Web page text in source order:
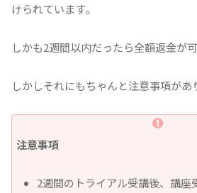
けられています。
しかも2週間以内だったら全額返金が可
しかしそれにもちゃんと注意事項があ
注意事項
2週間のトライアル受講後、講座